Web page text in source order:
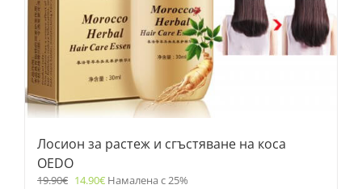
Лосион за растеж и сгъстяване на коса
OEDO
19.90€ 14.90€ Намалена с 25%